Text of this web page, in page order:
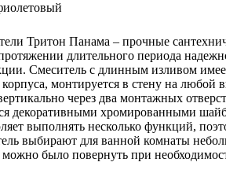
Тритон Панама – прочные
длительного периода
Смеситель с длинным изливом
монтируется в стену на любой
через два монтажных
декоративными хромированными
выполнять несколько функций,
выбирают для ванной комнаты
было повернуть при